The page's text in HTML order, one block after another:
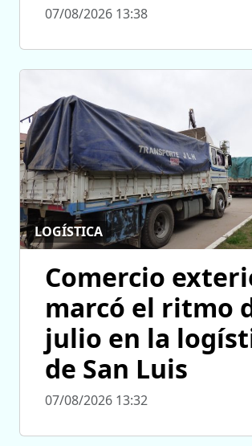
07/08/2026 13:38
LOGÍSTICA
Comercio
marcó el ritmo
julio en la
de San Luis
07/08/2026 13:32